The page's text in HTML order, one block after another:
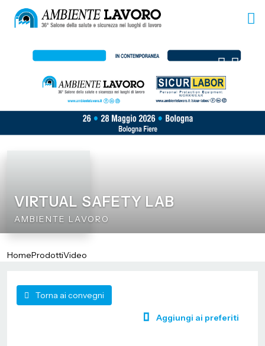
VIRTUAL SAFETY LAB
AMBIENTE LAVORO
HomeProdottiVideo
Torna ai convegni
Aggiungi ai preferiti